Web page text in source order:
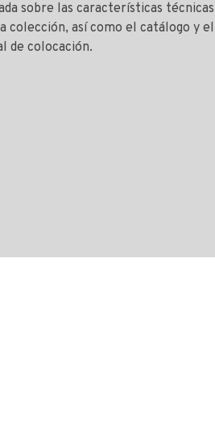
sobre las características técnicas
colección, así como el catálogo y el
de colocación.